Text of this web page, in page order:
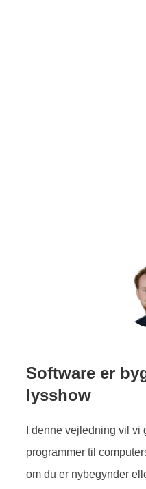
Software er
lysshow
I denne vejledning vil
programmer til
om du er nybegynder